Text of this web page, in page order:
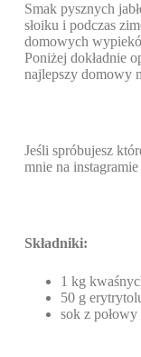
Smak pysznych
słoiku i podczas
domowych
Poniżej dokładnie
najlepszy domowy
Jeśli spróbujesz
mnie na
Składniki:
1 kg
50 g
sok z